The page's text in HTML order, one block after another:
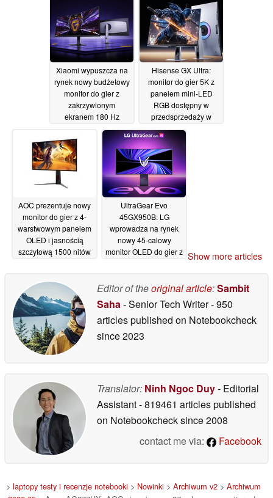
12/05/2026
Xiaomi wypuszcza na
rynek nowy budżetowy
monitor do gier z
zakrzywionym
ekranem 180 Hz
08/05/2026
Hisense GX Ultra:
monitor do gier 5K z
panelem mini-LED
RGB dostępny w
przedsprzedaży w
Chinach08/05/2026
AOC prezentuje nowy
monitor do gier z 4-
warstwowym panelem
OLED i jasnością
szczytową 1500 nitów
UltraGear Evo
45GX950B: LG
wprowadza na rynek
nowy 45-calowy
monitor OLED do gier z
02/05/2026
Show more articles
Editor of theoriginal article:Sambit
Saha- Senior Tech Writer- 950
articles published on Notebookcheck
since 2023
Translator: Ninh Ngoc Duy- Editorial
Assistant- 819461 articles published
on Notebookchecksince 2008
contact me via:
Facebook
> laptopy testy i recenzje notebooki > Nowinki > Archiwum v2 > Archiwum